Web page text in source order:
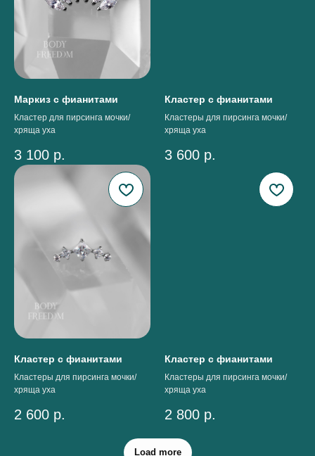
Маркиз с фианитами
Кластер для пирсинга мочки/
хряща уха
3 100 р.
Кластер с фианитами
Кластеры для пирсинга мочки/
хряща уха
3 600 р.
Кластер с фианитами
Кластеры для пирсинга мочки/
хряща уха
2 600 р.
Кластер с фианитами
Кластеры для пирсинга мочки/
хряща уха
2 800 р.
Load more